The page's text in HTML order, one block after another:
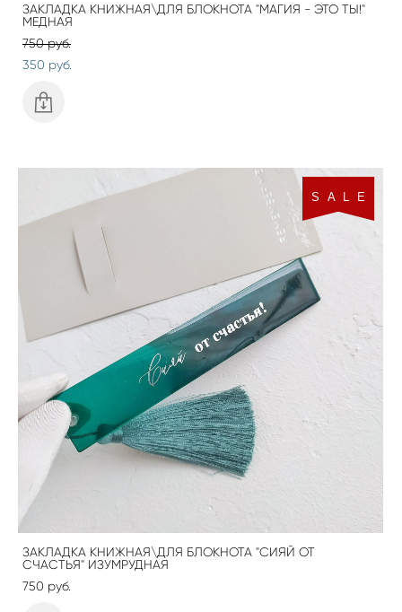
ЗАКЛАДКА КНИЖНАЯ\ДЛЯ БЛОКНОТА "МАГИЯ - ЭТО ТЫ!"
МЕДНАЯ
750 pуб.
350 pуб.
S A L E
ЗАКЛАДКА КНИЖНАЯ\ДЛЯ БЛОКНОТА "СИЯЙ ОТ
СЧАСТЬЯ" ИЗУМРУДНАЯ
750 pуб.